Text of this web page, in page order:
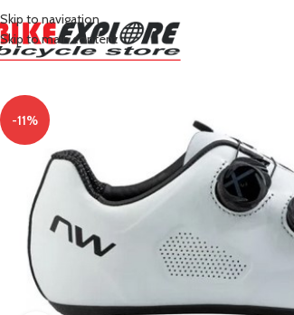
Skip to navigation
Skip to main content
-11%